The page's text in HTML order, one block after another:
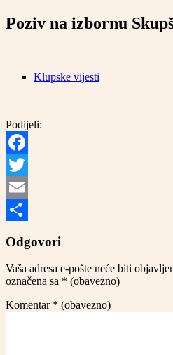
Poziv na izbornu
Klupske vijesti
Podijeli:
Facebook
Twitter
Email
Odgovori
Vaša adresa e-pošte neće biti
označena sa * (obavezno)
Komentar * (obavezno)